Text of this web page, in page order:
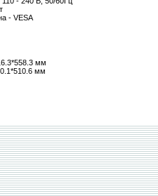
- VESA
мм
мм